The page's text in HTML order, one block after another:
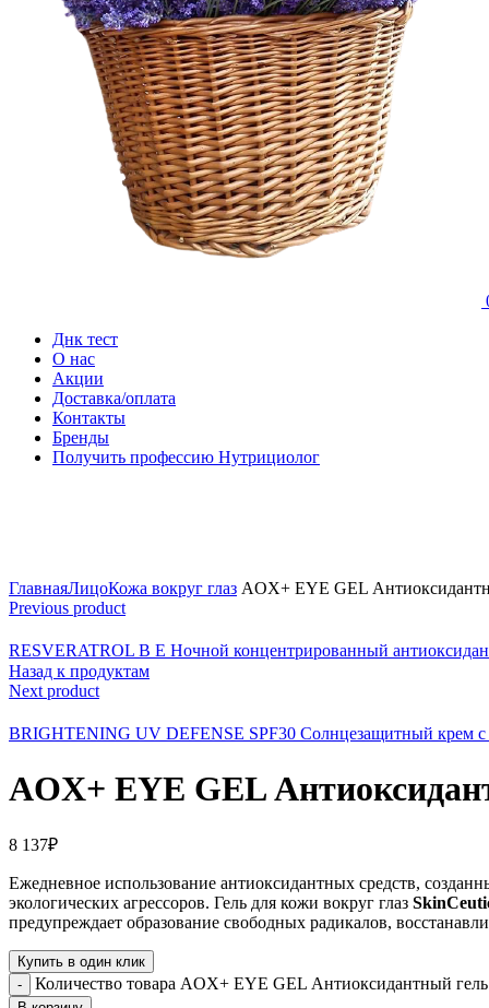
Днк тест
О нас
Акции
Доставка/оплата
Контакты
Бренды
Получить профессию Нутрициолог
ГлавнаяЛицоКожа вокруг глаз AOX+ EYE GEL
Previous product
RESVERATROL B E Ночной концентрированный
Назад к продуктам
Next product
BRIGHTENING UV DEFENSE SPF30 Солнцезащитный крем
AOX+ EYE GEL
8 137₽
Ежедневное использование антиоксидантных средств,
экологических агрессоров. Гель для кожи вокруг глаз
предупреждает образование свободных радикалов,
Купить в один клик
Количество товара AOX+ EYE GEL Антиоксидантный